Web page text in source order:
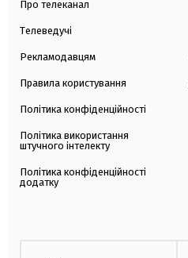
Про телеканал
Телеведучі
Рекламодавцям
Правила користування
Політика конфіденційності
Політика використання
штучного інтелекту
Політика конфіденційності
додатку